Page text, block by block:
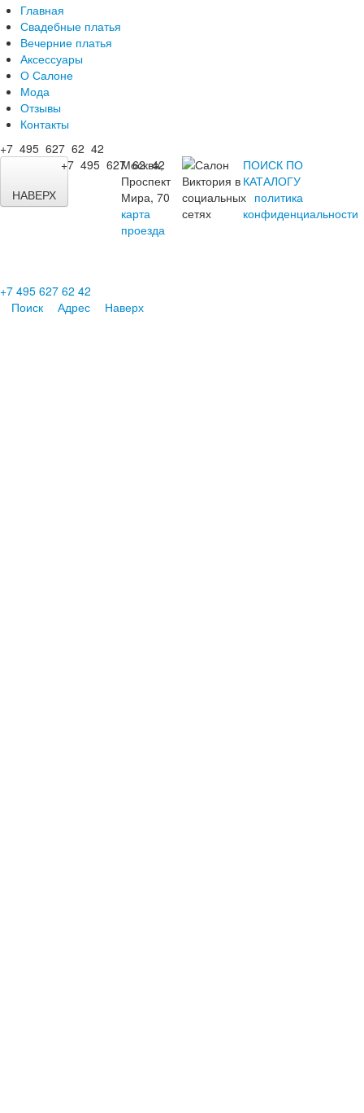
Главная
Свадебные платья
Вечерние платья
Аксессуары
О Салоне
Мода
Отзывы
Контакты
+7 495 627 62 42
НАВЕРХ
+7 495 627 62 42
Москва,
Проспект
Мира, 70
карта
проезда
ПОИСК ПО
КАТАЛОГУ
политика
конфиденциальности
+7 495 627 62 42
Поиск
Адрес Наверх